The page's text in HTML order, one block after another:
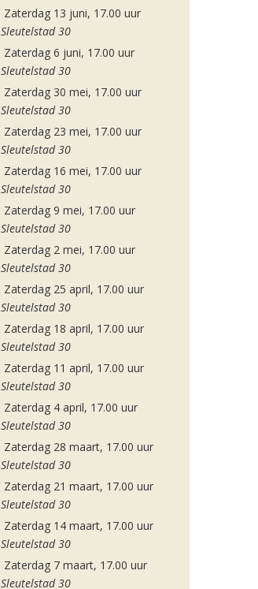
Zaterdag 13 juni, 17.00 uur
Sleutelstad 30
Zaterdag 6 juni, 17.00 uur
Sleutelstad 30
Zaterdag 30 mei, 17.00 uur
Sleutelstad 30
Zaterdag 23 mei, 17.00 uur
Sleutelstad 30
Zaterdag 16 mei, 17.00 uur
Sleutelstad 30
Zaterdag 9 mei, 17.00 uur
Sleutelstad 30
Zaterdag 2 mei, 17.00 uur
Sleutelstad 30
Zaterdag 25 april, 17.00 uur
Sleutelstad 30
Zaterdag 18 april, 17.00 uur
Sleutelstad 30
Zaterdag 11 april, 17.00 uur
Sleutelstad 30
Zaterdag 4 april, 17.00 uur
Sleutelstad 30
Zaterdag 28 maart, 17.00 uur
Sleutelstad 30
Zaterdag 21 maart, 17.00 uur
Sleutelstad 30
Zaterdag 14 maart, 17.00 uur
Sleutelstad 30
Zaterdag 7 maart, 17.00 uur
Sleutelstad 30